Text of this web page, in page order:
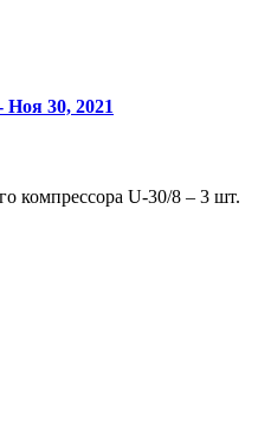
Ноя 30, 2021
компрессора U-30/8 – 3 шт.